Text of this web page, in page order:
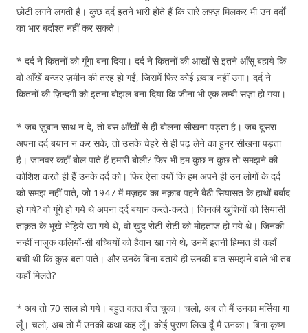
छोटी लगने लगती है। कुछ दर्द इतने भारी होते हैं कि सारे लफ़्ज़ मिलकर भी उन दर्दों
का भार बर्दाश्त नहीं कर सकते।
* दर्द ने कितनों को गूँगा बना दिया। दर्द ने कितनों की आखों से इतने आँसू बहाये कि
वो आँखें बन्जर ज़मीन की तरह हो गईं, जिसमें फिर कोई ख़्वाब नहीं उगा। दर्द ने
कितनों की ज़िन्दगी को इतना बोझल बना दिया कि जीना भी एक लम्बी सज़ा हो गया।
* जब ज़ुबान साथ न दे, तो बस आँखों से ही बोलना सीखना पड़ता है। जब दूसरा
अपना दर्द बयान न कर सके, तो उसके चेहरे से ही पढ़ लेने का हुनर सीखना पड़ता
है। जानवर कहाँ बोल पाते हैं हमारी बोली? फिर भी हम कुछ न कुछ तो समझने की
कोशिश करते ही हैं उनके दर्द को। फिर ऐसा क्यों कि हम अपने ही उन लोगों के दर्द
को समझ नहीं पाते, जो 1947 में मज़हब का नक़ाब पहने बैठी सियासत के हाथों बर्बाद
हो गये? वो गूंगे हो गये थे अपना दर्द बयान करते-करते। जिनकी खुशियों को सियासी
ताक़त के भूखे भेड़िये खा गये थे, वो ख़ुद रोटी-रोटी को मोहताज हो गये थे। जिनकी
नन्हीं नाज़ुक कलियों-सी बच्चियों को हैवान खा गये थे, उनमें इतनी हिम्मत ही कहाँ
बची थी कि कुछ बता पाते। और उनके बिना बताये ही उनकी बात समझने वाले भी तब
कहाँ मिलते?
* अब तो 70 साल हो गये। बहुत वक़्त बीत चुका। चलो, अब तो मैं उनका मर्सिया गा
लूँ। चलो, अब तो मैं उनकी कथा कह लूँ। कोई पुराण लिख दूँ मैं उनका। बिना कृष्ण